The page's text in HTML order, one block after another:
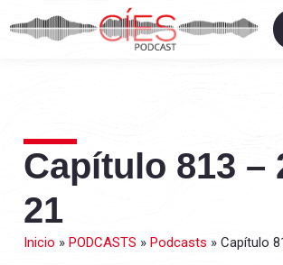
Capítulo 813 –
21
Inicio » PODCASTS » Podcasts » Capítulo